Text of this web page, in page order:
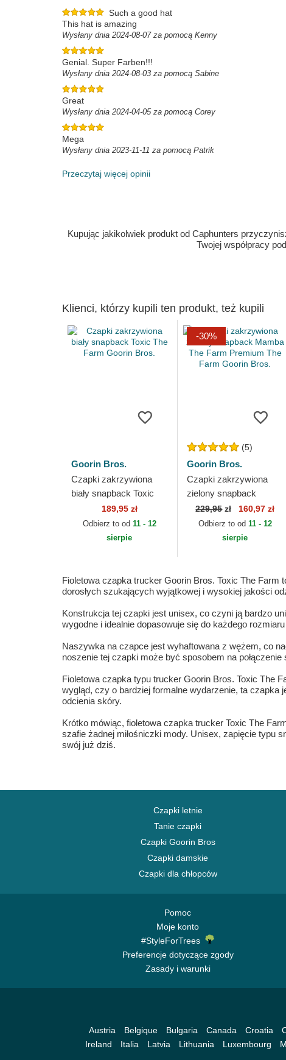
Such a good hat
This hat is amazing
Wysłany dnia 2024-08-07 za pomocą Kenny
Genial. Super Farben!!!
Wysłany dnia 2024-08-03 za pomocą Sabine
Great
Wysłany dnia 2024-04-05 za pomocą Corey
Mega
Wysłany dnia 2023-11-11 za pomocą Patrik
Przeczytaj więcej opinii
Kupując jakikolwiek produkt od Caphunters
Twojej współpracy
Klienci, którzy kupili ten produkt, też kupili
Goorin Bros.
Czapki zakrzywiona
biały snapback Toxic
The Farm Goorin Bros.
189,95 zł
Odbierz to od 11 - 12
sierpie
-30%
(5)
Goorin Bros.
Czapki zakrzywiona
zielony snapback
Mamba The Farm
Premium The Farm
Goorin Bros.
229,95zł 160,97 zł
Odbierz to od 11 - 12
sierpie
Fioletowa czapka trucker Goorin Bros. Toxic The Farm
dorosłych szukających wyjątkowej i wysokiej jakości
Konstrukcja tej czapki jest unisex, co czyni ją bardzo
wygodne i idealnie dopasowuje się do każdego
Naszywka na czapce jest wyhaftowana z wężem, co
noszenie tej czapki może być sposobem na
Fioletowa czapka typu trucker Goorin Bros. Toxic The
wygląd, czy o bardziej formalne wydarzenie, ta czapka
odcienia skóry.
Krótko mówiąc, fioletowa czapka trucker Toxic The
szafie żadnej miłośniczki mody. Unisex, zapięcie typu
swój już dziś.
Czapki letnie
Tanie czapki
Czapki Goorin Bros
Czapki damskie
Czapki dla chłopców
Pomoc
Moje konto
#StyleForTrees
Preferencje dotyczące zgody
Zasady i warunki
Austria Belgique Bulgaria Canada Croatia
Ireland
Italia Latvia Lithuania Luxembourg